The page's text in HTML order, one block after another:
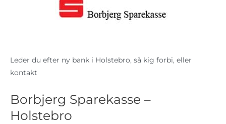
Leder du efter ny bank i Holstebro, så kig forbi, eller
kontakt
Borbjerg Sparekasse –
Holstebro